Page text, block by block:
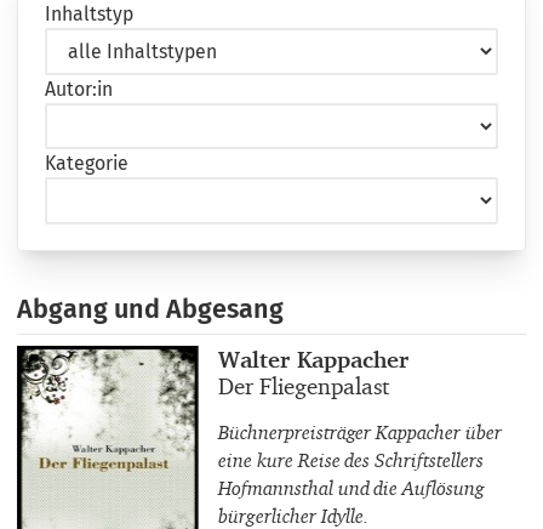
Inhaltstyp
Autor:in
Kategorie
Abgang und Abgesang
Buchautor_innen
Walter Kappacher
Buchtitel
Der Fliegenpalast
Büchnerpreisträger Kappacher über
eine kure Reise des Schriftstellers
Hofmannsthal und die Auflösung
bürgerlicher Idylle.